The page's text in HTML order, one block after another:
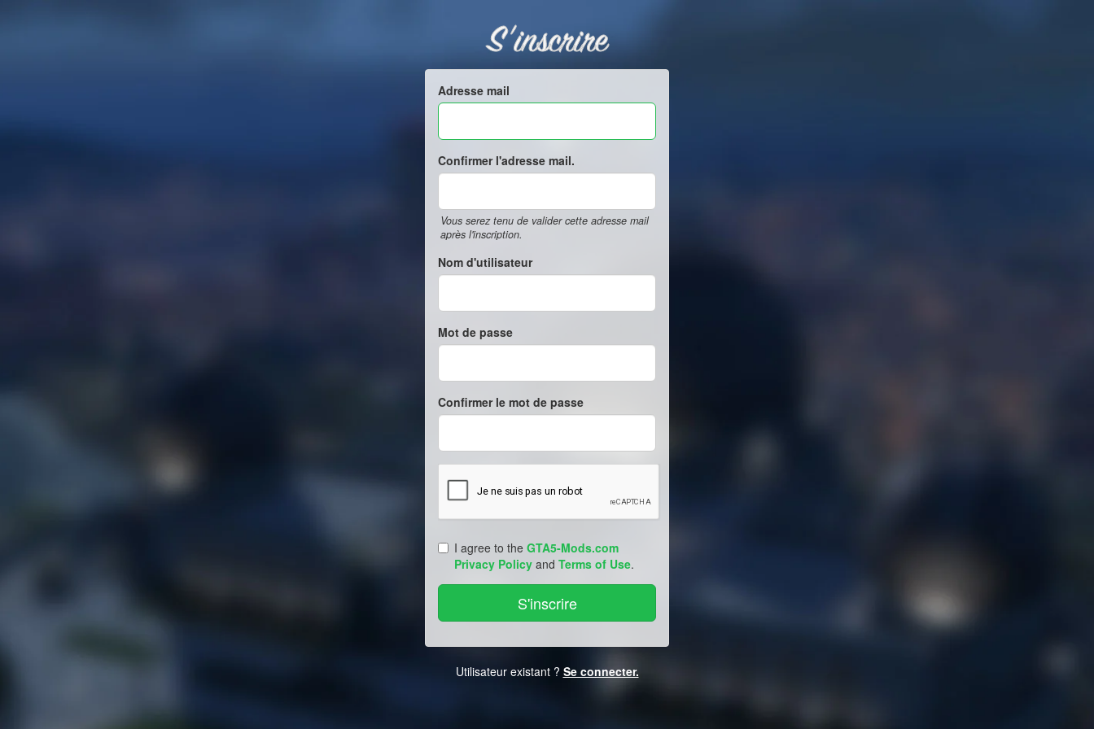
S'inscrire
Adresse mail
Confirmer l'adresse mail.
Vous serez tenu de valider cette adresse mail
après l'inscription.
Nom d'utilisateur
Mot de passe
Confirmer le mot de passe
I agree to the GTA5-Mods.com
Privacy Policy and Terms of Use.
Utilisateur existant ? Se connecter.